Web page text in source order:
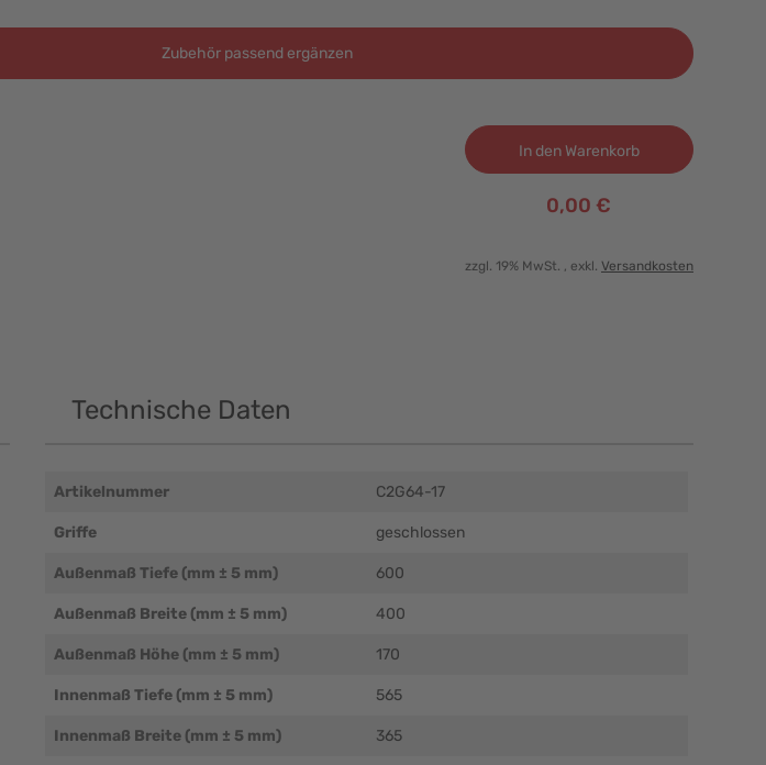
Zubehör passend ergänzen
In den Warenkorb
0,00 €
zzgl. 19% MwSt. , exkl. Versandkosten
Technische Daten
Artikelnummer C2G64-17
Griffe geschlossen
Außenmaß Tiefe (mm ± 5 mm) 600
Außenmaß Breite (mm ± 5 mm) 400
Außenmaß Höhe (mm ± 5 mm) 170
Innenmaß Tiefe (mm ± 5 mm) 565
Innenmaß Breite (mm ± 5 mm) 365